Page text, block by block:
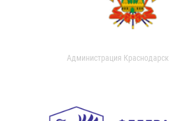
Администрация